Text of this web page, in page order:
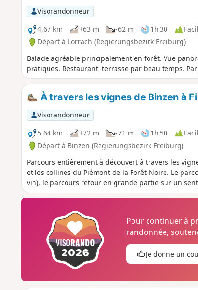
Visorandonneur
4,67 km
+63 m -62 m 1h 30
Départ à Lörrach (Regierungsbezirk Freiburg)
Balade agréable principalement en forêt. Vue
pratiques. Restaurant, terrasse par beau temps.
À travers les vignes de Binzen à
Visorandonneur
5,64 km
+72 m -71 m 1h 50
Départ à Binzen (Regierungsbezirk Freiburg)
Parcours entièrement à découvert à travers les
et les collines du Piémont de la Forêt-Noire. Le
vin), le parcours retour en grande partie sur un
Pour continuer à
randonnée,
Je donne un